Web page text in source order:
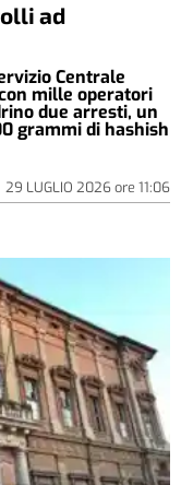
ad
Centrale
mille operatori
due arresti, un
grammi di hashish
29 LUGLIO 2026ore 11:06